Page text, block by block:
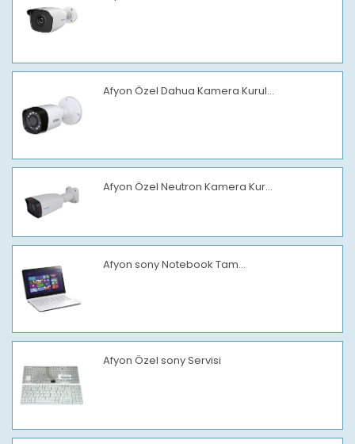
Afyon Özel Dahua Kamera Kurul...
Afyon Özel Neutron Kamera Kur...
Afyon sony Notebook Tam...
Afyon Özel sony Servisi